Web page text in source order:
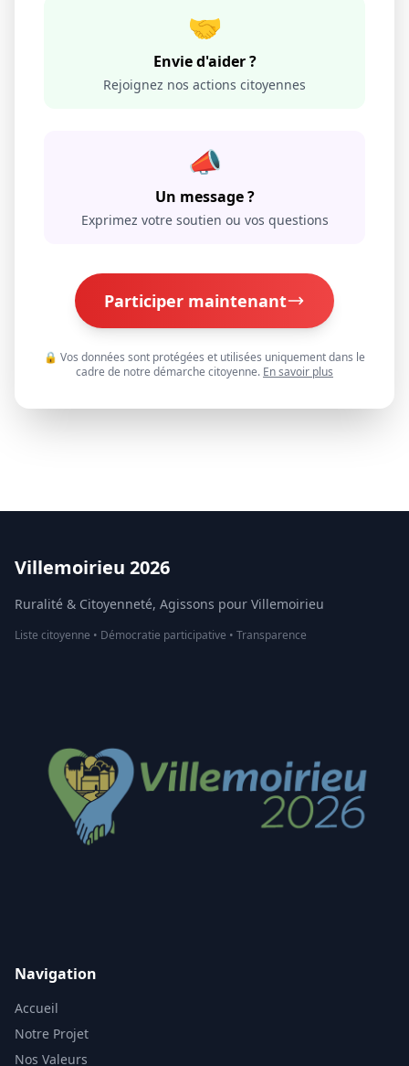
🤝
Envie d'aider ?
Rejoignez nos actions citoyennes
📣
Un message ?
Exprimez votre soutien ou vos questions
Participer maintenant
🔒 Vos données sont protégées et utilisées uniquement dans le
cadre de notre démarche citoyenne. En savoir plus
Villemoirieu 2026
Ruralité & Citoyenneté, Agissons pour Villemoirieu
Liste citoyenne • Démocratie participative • Transparence
Navigation
Accueil
Notre Projet
Nos Valeurs